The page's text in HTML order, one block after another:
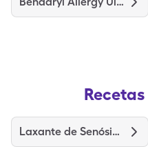
Laxante de Senósidos